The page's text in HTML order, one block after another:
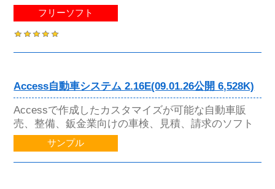
フリーソフト
Access自動車システム 2.16E(09.01.26公開 6,528K)
Accessで作成したカスタマイズが可能な自動車販
売、整備、鈑金業向けの車検、見積、請求のソフト
サンプル